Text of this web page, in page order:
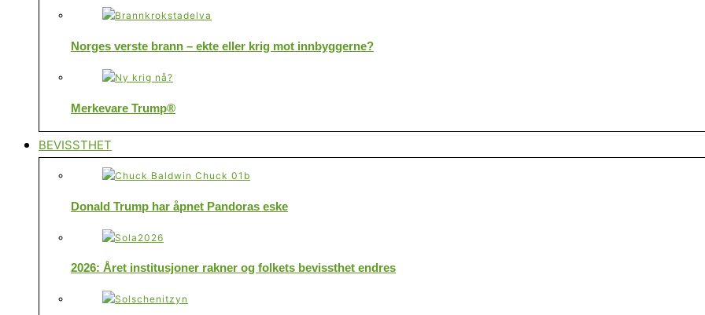
Norges verste brann – ekte eller krig mot innbyggerne?
Merkevare Trump®
BEVISSTHET
Donald Trump har åpnet Pandoras eske
2026: Året institusjoner rakner og folkets bevissthet endres